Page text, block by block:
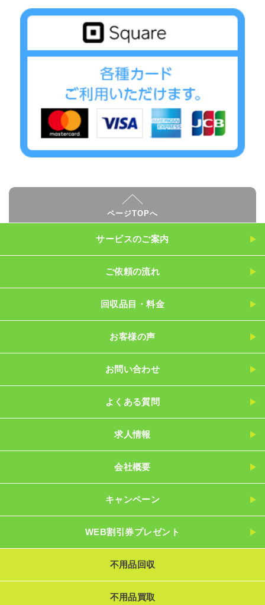
ページTOPへ
サービスのご案内
ご依頼の流れ
回収品目・料金
お客様の声
お問い合わせ
よくある質問
求人情報
会社概要
キャンペーン
WEB割引券プレゼント
不用品回収
不用品買取